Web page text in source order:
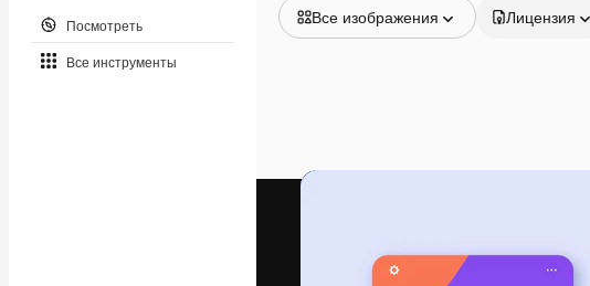
Посмотреть
Все инструменты
Все изображения
Видео
Лицензия